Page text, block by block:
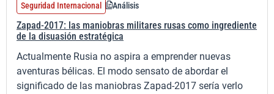
Seguridad Internacional Análisis
Zapad-2017: las maniobras militares rusas como ingrediente
de la disuasión estratégica
Actualmente Rusia no aspira a emprender nuevas
aventuras bélicas. El modo sensato de abordar el
significado de las maniobras Zapad-2017 sería verlo